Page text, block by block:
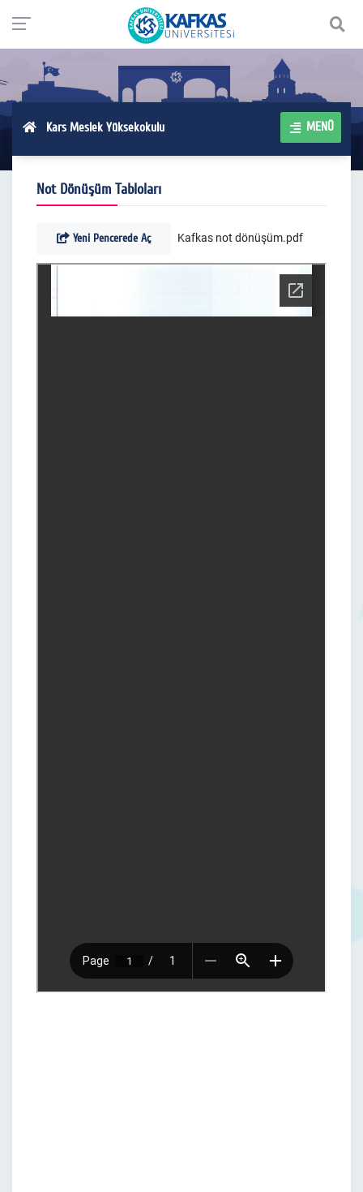
Kars Meslek Yüksekokulu MENÜ
Not Dönüşüm Tabloları
Yeni Pencerede Aç Kafkas not dönüşüm.pdf